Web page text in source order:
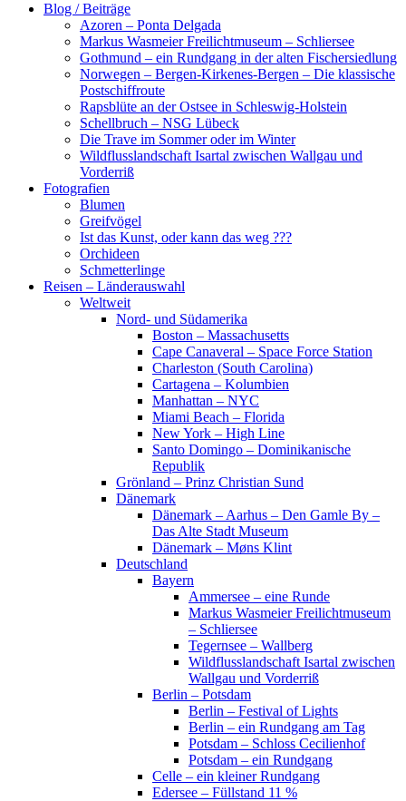
Blog / Beiträge
Azoren – Ponta Delgada
Markus Wasmeier Freilichtmuseum – Schliersee
Gothmund – ein Rundgang in der alten Fischersiedlung
Norwegen – Bergen-Kirkenes-Bergen – Die klassische
Postschiffroute
Rapsblüte an der Ostsee in Schleswig-Holstein
Schellbruch – NSG Lübeck
Die Trave im Sommer oder im Winter
Wildflusslandschaft Isartal zwischen Wallgau und
Vorderriß
Fotografien
Blumen
Greifvögel
Ist das Kunst, oder kann das weg ???
Orchideen
Schmetterlinge
Reisen – Länderauswahl
Weltweit
Nord- und Südamerika
Boston – Massachusetts
Cape Canaveral – Space Force Station
Charleston (South Carolina)
Cartagena – Kolumbien
Manhattan – NYC
Miami Beach – Florida
New York – High Line
Santo Domingo – Dominikanische
Republik
Grönland – Prinz Christian Sund
Dänemark
Dänemark – Aarhus – Den Gamle By –
Das Alte Stadt Museum
Dänemark – Møns Klint
Deutschland
Bayern
Ammersee – eine Runde
Markus Wasmeier Freilichtmuseum
– Schliersee
Tegernsee – Wallberg
Wildflusslandschaft Isartal zwischen
Wallgau und Vorderriß
Berlin – Potsdam
Berlin – Festival of Lights
Berlin – ein Rundgang am Tag
Potsdam – Schloss Cecilienhof
Potsdam – ein Rundgang
Celle – ein kleiner Rundgang
Edersee – Füllstand 11 %